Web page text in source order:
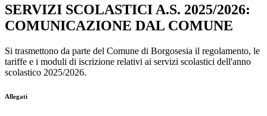
SERVIZI SCOLASTICI A.S. 2025/2026:
COMUNICAZIONE DAL COMUNE
Si trasmettono da parte del Comune di Borgosesia il regolamento, le
tariffe e i moduli di iscrizione relativi ai servizi scolastici dell'anno
scolastico 2025/2026.
Allegati